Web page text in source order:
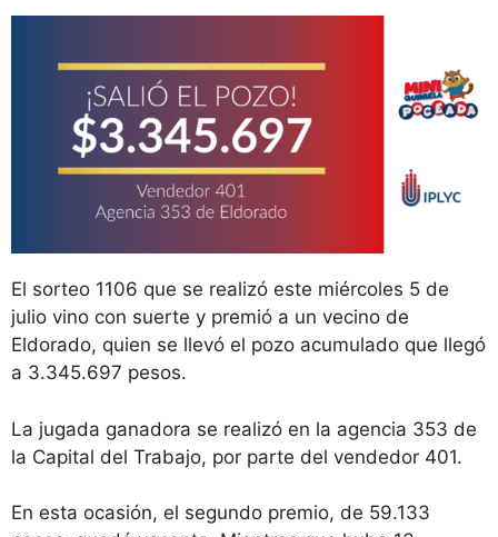
El sorteo 1106 que se realizó este miércoles 5 de
julio vino con suerte y premió a un vecino de
Eldorado, quien se llevó el pozo acumulado que llegó
a 3.345.697 pesos.
La jugada ganadora se realizó en la agencia 353 de
la Capital del Trabajo, por parte del vendedor 401.
En esta ocasión, el segundo premio, de 59.133